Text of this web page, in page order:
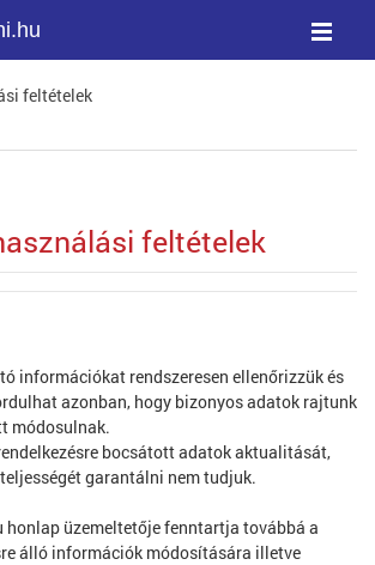
feltételek
feltételek
információkat rendszeresen ellenőrizzük és
azonban, hogy bizonyos adatok rajtunk
módosulnak.
bocsátott adatok aktualitását,
garantálni nem tudjuk.
honlap üzemeltetője fenntartja továbbá a
álló információk módosítására illetve